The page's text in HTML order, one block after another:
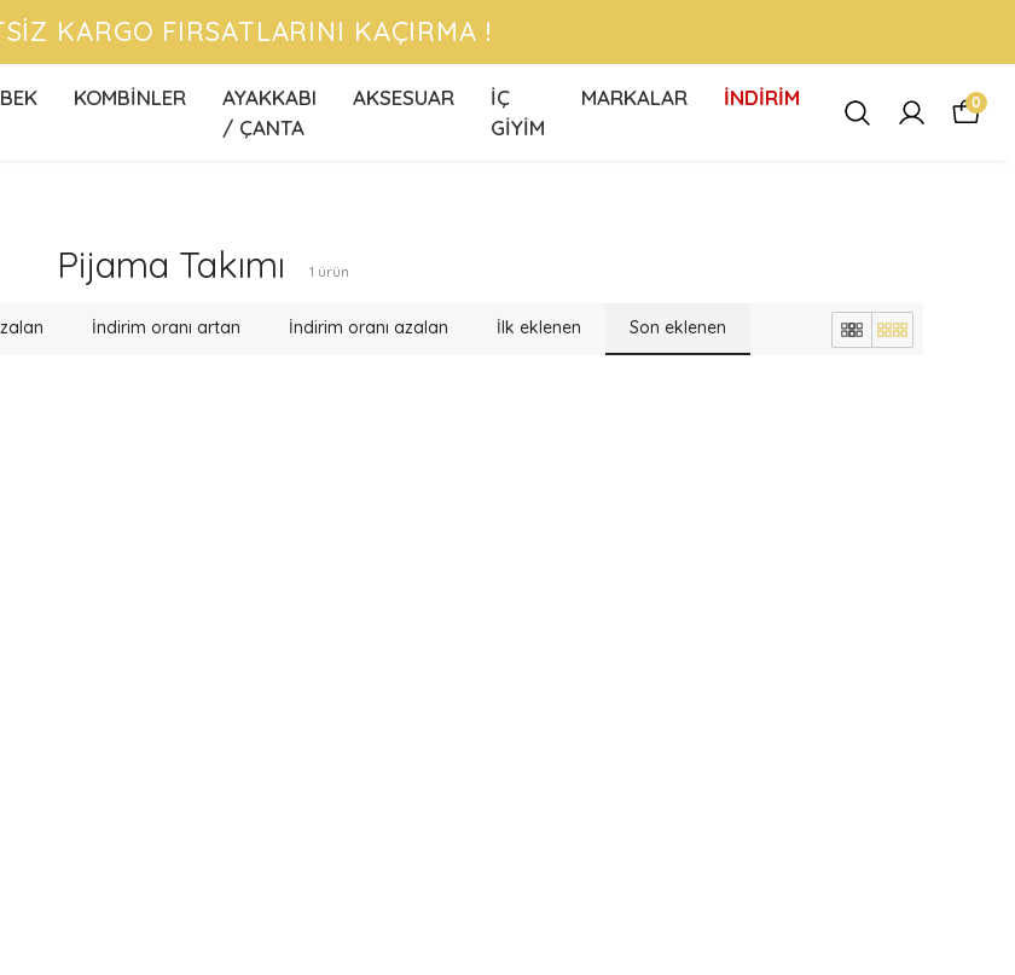
KARGO FIRSATLARINI KAÇIRMA !
KOMBİNLER
AYAKKABI
/ ÇANTA
AKSESUAR
İÇ
GİYİM
MARKALAR İNDİRİM 0
Pijama Takımı 1 ürün
İndirim oranı artan İndirim oranı azalan İlk eklenen Son eklenen